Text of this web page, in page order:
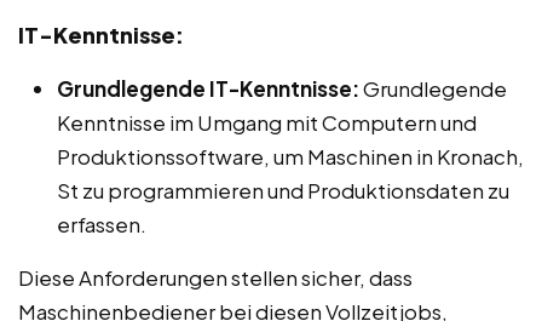
IT-Kenntnisse:
Grundlegende IT-Kenntnisse:Grundlegende
Kenntnisse im Umgang mit Computern und
Produktionssoftware, um Maschinen in Kronach,
St zu programmieren und Produktionsdaten zu
erfassen.
Diese Anforderungen stellen sicher, dass
Maschinenbediener bei diesen Vollzeitjobs,